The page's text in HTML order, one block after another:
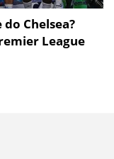
Chelsea?
League